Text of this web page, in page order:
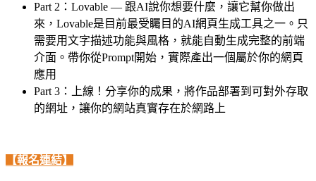
Part 2：Lovable — 跟AI說你想要什麼，讓它幫你做出
來，Lovable是目前最受矚目的AI網頁生成工具之一。只
需要用文字描述功能與風格，就能自動生成完整的前端
介面。帶你從Prompt開始，實際產出一個屬於你的網頁
應用
Part 3：上線！分享你的成果，將作品部署到可對外存取
的網址，讓你的網站真實存在於網路上
【報名連結】